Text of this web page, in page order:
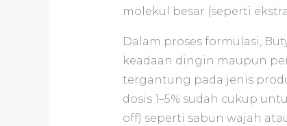
molekul besar (seperti
Dalam proses formulasi,
keadaan dingin maupun
tergantung pada jenis
dosis 1–5% sudah cukup
off) seperti sabun wajah